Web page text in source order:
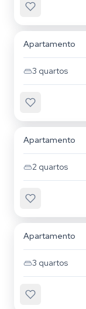
Apartamento
3 quartos
Apartamento
2 quartos
Apartamento
3 quartos